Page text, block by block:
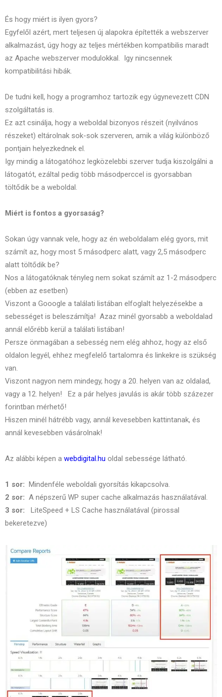
És hogy miért is ilyen gyors?
Egyfelől azért, mert teljesen új alapokra építették a webszerver
alkalmazást, úgy hogy az teljes mértékben kompatibilis maradt
az Apache webszerver modulokkal. Igy nincsennek
kompatibilitási hibák.
De tudni kell, hogy a programhoz tartozik egy úgynevezett CDN
szolgáltatás is.
Ez azt csinálja, hogy a weboldal bizonyos részeit (nyilvános
részeket) eltárolnak sok-sok szerveren, amik a világ különböző
pontjain helyezkednek el.
Igy mindig a látogatóhoz legközelebbi szerver tudja kiszolgálni a
látogatót, ezáltal pedig több másodperccel is gyorsabban
töltődik be a weboldal.
Miért is fontos a gyorsaság?
Sokan úgy vannak vele, hogy az én weboldalam elég gyors, mit
számít az, hogy most 5 másodperc alatt, vagy 2,5 másodperc
alatt töltődik be?
Nos a látogatóknak tényleg nem sokat számít az 1-2 másodperc
(ebben az esetben)
Viszont a Gooogle a találati listában elfoglalt helyezésekbe a
sebességet is beleszámítja! Azaz minél gyorsabb a weboldalad
annál előrébb kerül a találati listában!
Persze önmagában a sebesség nem elég ahhoz, hogy az első
oldalon legyél, ehhez megfelelő tartalomra és linkekre is szükség
van.
Viszont nagyon nem mindegy, hogy a 20. helyen van az oldalad,
vagy a 12. helyen! Ez a pár helyes javulás is akár több százezer
forintban mérhető!
Hiszen minél hátrébb vagy, annál kevesebben kattintanak, és
annál kevesebben vásárolnak!
Az alábbi képen a webdigital.hu oldal sebessége látható.
1 sor: Mindenféle weboldali gyorsítás kikapcsolva.
2 sor: A népszerű WP super cache alkalmazás használatával.
3 sor:
LiteSpeed + LS Cache használatával (pirossal
bekeretezve)